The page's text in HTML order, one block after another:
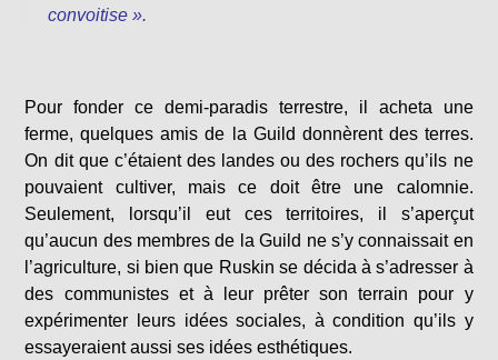
convoitise ».
Pour fonder ce demi-paradis terrestre, il acheta une
ferme, quelques amis de la Guild donnèrent des terres.
On dit que c’étaient des landes ou des rochers qu’ils ne
pouvaient cultiver, mais ce doit être une calomnie.
Seulement, lorsqu’il eut ces territoires, il s’aperçut
qu’aucun des membres de la Guild ne s’y connaissait en
l’agriculture, si bien que Ruskin se décida à s’adresser à
des communistes et à leur prêter son terrain pour y
expérimenter leurs idées sociales, à condition qu’ils y
essayeraient aussi ses idées esthétiques.